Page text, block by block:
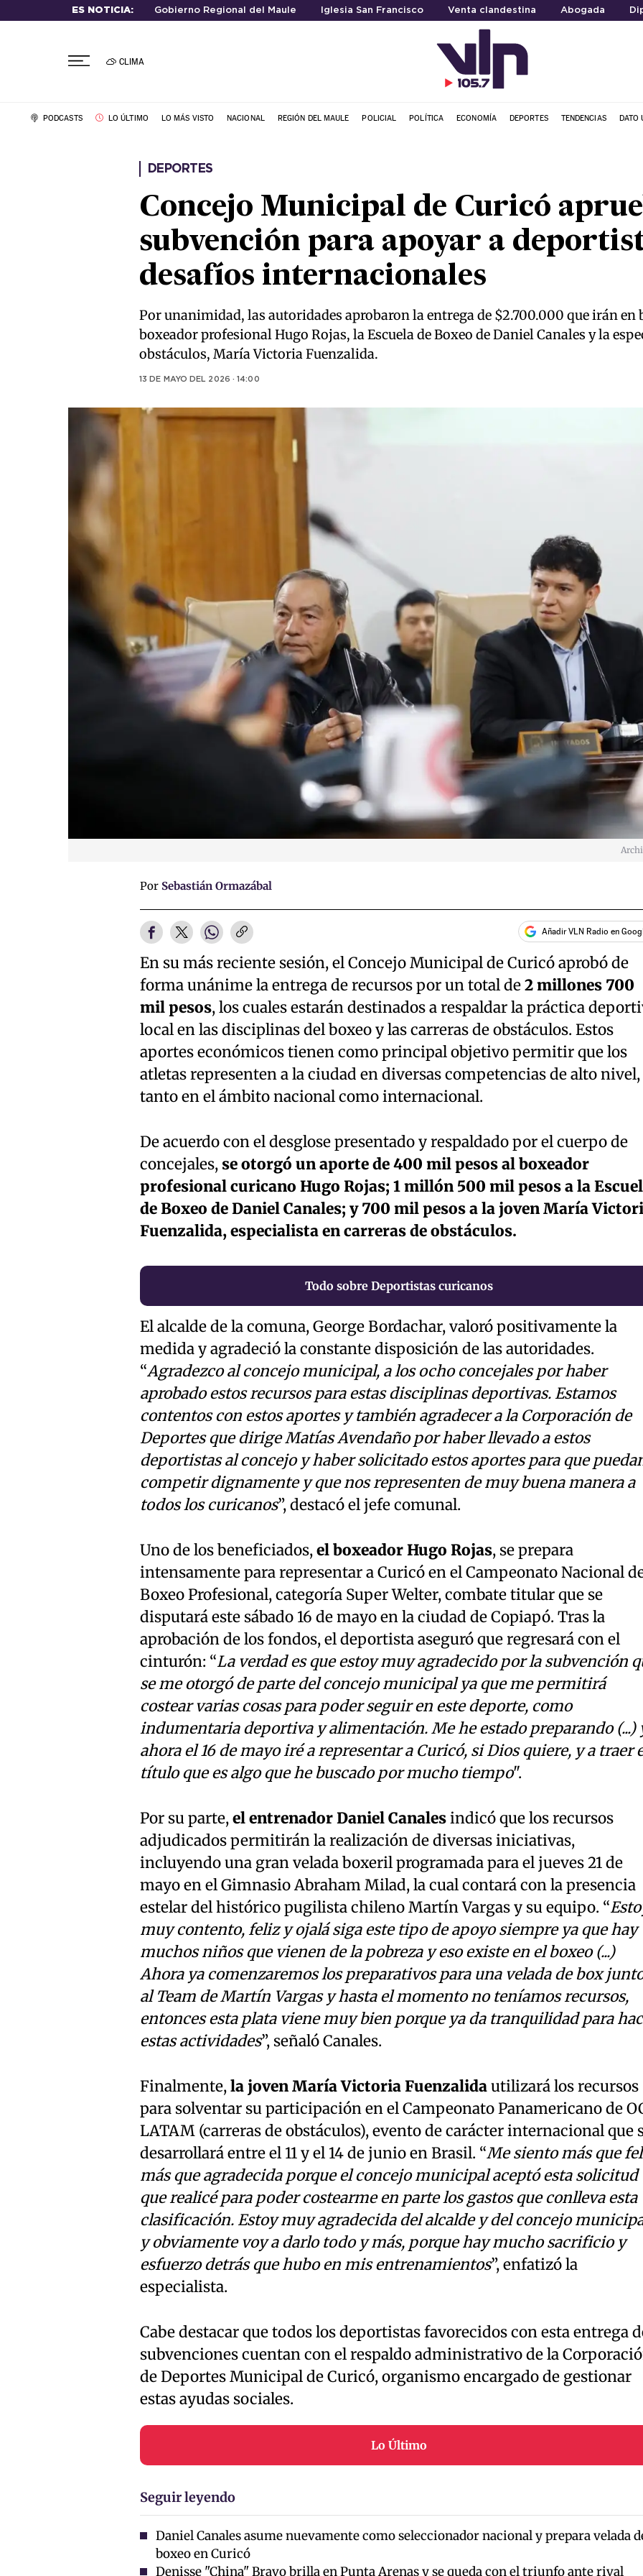
ES NOTICIA: Gobierno Regional del Maule Iglesia San Francisco Venta clandestina Abogada
CLIMA
PODCASTS LO ÚLTIMO LO MÁS VISTO NACIONAL REGIÓN DEL MAULE POLICIAL POLÍTICA ECONOMÍA DEPORTES TENDENCIAS DATO
DEPORTES
Concejo Municipal de Curicó
subvención para apoyar a
desafíos internacionales
Por unanimidad, las autoridades aprobaron la entrega de $2.700.000 que irán
boxeador profesional Hugo Rojas, la Escuela de Boxeo de Daniel Canales y la
obstáculos, María Victoria Fuenzalida.
13 DE MAYO DEL 2026 · 14:00
Por Sebastián Ormazábal
Añadir VLN Radio en
En su más reciente sesión, el Concejo Municipal de Curicó aprobó de
forma unánime la entrega de recursos por un total de2 millones 700
mil pesos, los cuales estarán destinados a respaldar la práctica
local en las disciplinas del boxeo y las carreras de obstáculos. Estos
aportes económicos tienen como principal objetivo permitir que los
atletas representen a la ciudad en diversas competencias de alto nivel,
tanto en el ámbito nacional como internacional.
De acuerdo con el desglose presentado y respaldado por el cuerpo de
concejales,se otorgó un aporte de 400 mil pesos al boxeador
profesional curicano Hugo Rojas; 1 millón 500 mil pesos a la
de Boxeo de Daniel Canales; y 700 mil pesos a la joven María
Fuenzalida, especialista en carreras de obstáculos.
Todo sobre Deportistas curicanos
El alcalde de la comuna, George Bordachar, valoró positivamente la
medida y agradeció la constante disposición de las autoridades.
“Agradezco al concejo municipal, a los ocho concejales por haber
aprobado estos recursos para estas disciplinas deportivas. Estamos
contentos con estos aportes y también agradecer a la Corporación de
Deportes que dirige Matías Avendaño por haber llevado a estos
deportistas al concejo y haber solicitado estos aportes para que
competir dignamente y que nos representen de muy buena manera a
todos los curicanos”, destacó el jefe comunal.
Uno de los beneficiados,el boxeador Hugo Rojas, se prepara
intensamente para representar a Curicó en el Campeonato Nacional
Boxeo Profesional, categoría Super Welter, combate titular que se
disputará este sábado 16 de mayo en la ciudad de Copiapó. Tras la
aprobación de los fondos, el deportista aseguró que regresará con el
cinturón: “La verdad es que estoy muy agradecido por la subvención
se me otorgó de parte del concejo municipal ya que me permitirá
costear varias cosas para poder seguir en este deporte, como
indumentaria deportiva y alimentación. Me he estado preparando (...)
ahora el 16 de mayo iré a representar a Curicó, si Dios quiere, y a traer
título que es algo que he buscado por mucho tiempo".
Por su parte,el entrenador Daniel Canalesindicó que los recursos
adjudicados permitirán la realización de diversas iniciativas,
incluyendo una gran velada boxeril programada para el jueves 21 de
mayo en el Gimnasio Abraham Milad, la cual contará con la presencia
estelar del histórico pugilista chileno Martín Vargas y su equipo. “
muy contento, feliz y ojalá siga este tipo de apoyo siempre ya que hay
muchos niños que vienen de la pobreza y eso existe en el boxeo (...)
Ahora ya comenzaremos los preparativos para una velada de box
al Team de Martín Vargas y hasta el momento no teníamos recursos,
entonces esta plata viene muy bien porque ya da tranquilidad para
estas actividades”, señaló Canales.
Finalmente,la joven María Victoria Fuenzalidautilizará los recursos
para solventar su participación en el Campeonato Panamericano de
LATAM (carreras de obstáculos), evento de carácter internacional que
desarrollará entre el 11 y el 14 de junio en Brasil. “Me siento más que
más que agradecida porque el concejo municipal aceptó esta solicitud
que realicé para poder costearme en parte los gastos que conlleva esta
clasificación. Estoy muy agradecida del alcalde y del concejo
y obviamente voy a darlo todo y más, porque hay mucho sacrificio y
esfuerzo detrás que hubo en mis entrenamientos”, enfatizó la
especialista.
Cabe destacar que todos los deportistas favorecidos con esta entrega
subvenciones cuentan con el respaldo administrativo de la
de Deportes Municipal de Curicó, organismo encargado de gestionar
estas ayudas sociales.
Lo Último
Seguir leyendo
Daniel Canales asume nuevamente como seleccionador nacional y prepara velada
boxeo en Curicó
Denisse "China" Bravo brilla en Punta Arenas y se queda con el triunfo ante rival